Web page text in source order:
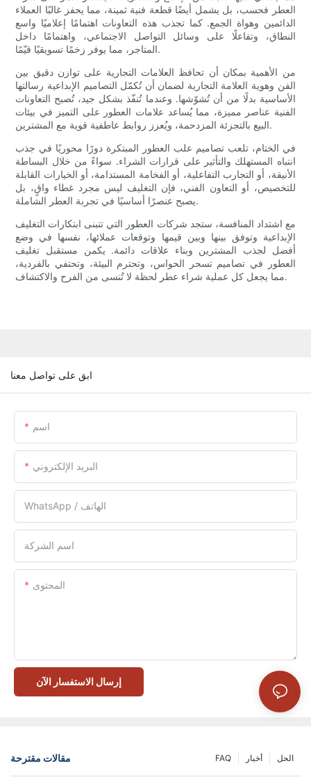
العطر فحسب، بل يشمل أيضًا قطعة فنية ثمينة، مما يحفز غالبًا العملاء
الدائمين وهواة الجمع. كما تجذب هذه التعاونات اهتمامًا إعلاميًا واسع
النطاق، وتفاعلًا على وسائل التواصل الاجتماعي، واهتمامًا داخل
المتاجر، مما يوفر زخمًا تسويقيًا قيّمًا.
من الأهمية بمكان أن تحافظ العلامات التجارية على توازن دقيق بين
الفن وهوية العلامة التجارية لضمان أن تُكمّل التصاميم الإبداعية رسالتها
الأساسية بدلًا من أن تُشوّشها. وعندما تُنفّذ بشكل جيد، تُصبح التعاونات
الفنية عناصر مميزة، مما يُساعد علامات العطور على التميز في بيئات
البيع بالتجزئة المزدحمة، ويُعزز روابط عاطفية قوية مع المشترين.
في الختام، تلعب تصاميم علب العطور المبتكرة دورًا محوريًا في جذب
انتباه المستهلك والتأثير على قرارات الشراء. سواءً من خلال البساطة
الأنيقة، أو التجارب التفاعلية، أو الفخامة المستدامة، أو الخيارات القابلة
للتخصيص، أو التعاون الفني، فإن التغليف ليس مجرد غطاء واقٍ، بل
يصبح عنصرًا أساسيًا في تجربة العطر الشاملة.
مع اشتداد المنافسة، ستجد شركات العطور التي تتبنى ابتكارات التغليف
الإبداعية وتوفق بينها وبين قيمها وتوقعات عملائها، نفسها في وضع
أفضل لجذب المشترين وبناء علاقات دائمة. يكمن مستقبل تغليف
العطور في تصاميم تسحر الحواس، وتحترم البيئة، وتحتفي بالفردية،
مما يجعل كل عملية شراء عطر لحظة لا تُنسى من الفرح والاكتشاف.
ابق على تواصل معنا
اسم
البريد الإلكتروني
WhatsApp / الهاتف
اسم الشركة
المحتوى
إرسال الاستفسار الآن
مقالات مقترحة الحل أخبار FAQ